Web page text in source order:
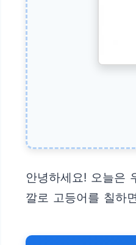
안녕하세요! 오늘은
깔로 고등어를 칠하